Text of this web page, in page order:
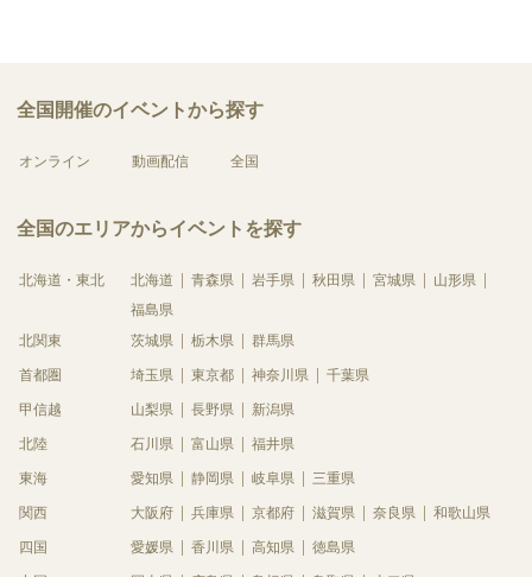
全国開催のイベントから探す
オンライン 動画配信 全国
全国のエリアからイベントを探す
北海道・東北 北海道 青森県 岩手県 秋田県 宮城県
山形県
福島県
北関東
茨城県 栃木県 群馬県
首都圏 埼玉県 東京都 神奈川県 千葉県
甲信越 山梨県 長野県 新潟県
北陸 石川県 富山県 福井県
東海 愛知県 静岡県 岐阜県 三重県
関西 大阪府 兵庫県 京都府 滋賀県 奈良県 和歌山県
四国 愛媛県 香川県 高知県 徳島県